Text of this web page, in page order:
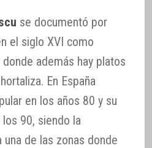
se documentó por
el siglo XVI como
donde además hay platos
En España
en los años 80 y su
90, siendo la
una de las zonas donde